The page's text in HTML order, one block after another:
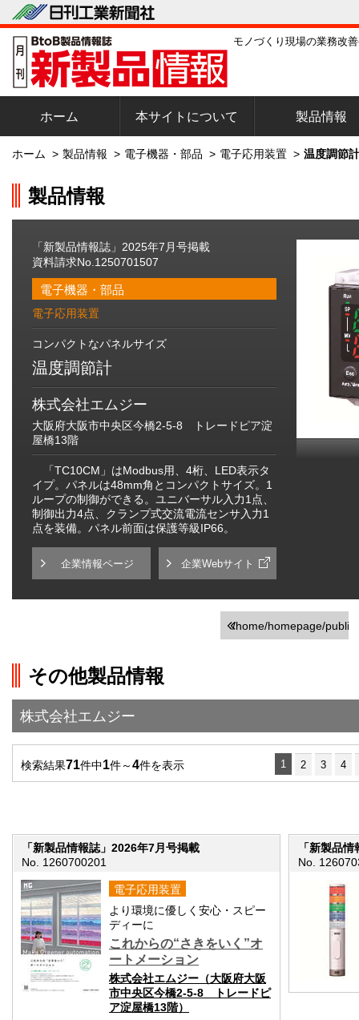
モノづくり現場の業務改
ホーム 本サイトについて 製品情報
ホーム > 製品情報 > 電子機器・部品 > 電子応用装置 > 温度調節
製品情報
「新製品情報誌」2025年7月号掲載
資料請求No.1250701507
電子機器・部品
電子応用装置
コンパクトなパネルサイズ
温度調節計
株式会社エムジー
大阪府大阪市中央区今橋2-5-8 トレードピア淀
屋橋13階
「TC10CM」はModbus用、4桁、LED表示タ
イプ。パネルは48mm角とコンパクトサイズ。1
ループの制御ができる。ユニバーサル入力1点、
制御出力4点、クランプ式交流電流センサ入力1
点を装備。パネル前面は保護等級IP66。
企業情報ページ 企業Webサイト
/home/homepage/
その他製品情報
株式会社エムジー
検索結果71件中1件～4件を表示 1 2 3 4
「新製品情報誌」2026年7月号掲載
No. 1260700201
電子応用装置
より環境に優しく安心・スピー
ディーに
これからの“さきをいく”オ
ートメーション
株式会社エムジー（大阪府大阪
市中央区今橋2-5-8 トレードピ
ア淀屋橋13階）
「新製品
No.